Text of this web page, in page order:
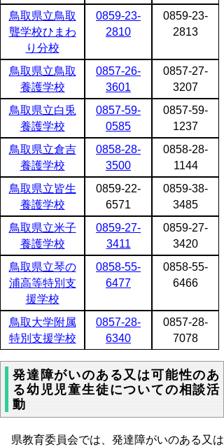
鳥取県立鳥取
聾学校ひまわ
り分校
0859-23-
2810
0859-23-
2813
鳥取県立鳥取
養護学校
0857-26-
3601
0857-27-
3207
鳥取県立白兎
養護学校
0857-59-
0585
0857-59-
1237
鳥取県立倉吉
養護学校
0858-28-
3500
0858-28-
1144
鳥取県立皆生
養護学校
0859-22-
6571
0859-38-
3485
鳥取県立米子
養護学校
0859-27-
3411
0859-27-
3420
鳥取県立琴の
浦高等特別支
援学校
0858-55-
6477
0858-55-
6466
鳥取大学附属
特別支援学校
0857-28-
6340
0857-28-
7078
発達障がいのある又は可能性のあ
る幼児児童生徒についての相談活
動
県教育委員会では、発達障がいのある又は